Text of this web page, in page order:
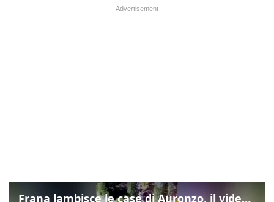
Frana lambisce le case di Auronzo, il video dall'elicottero dei vigili del fuoco